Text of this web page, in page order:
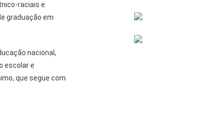
raciais e
graduação em
nacional,
escolar e
que segue com